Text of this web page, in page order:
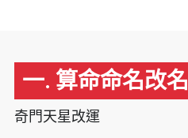
一. 算命命名改名
奇門天星改運